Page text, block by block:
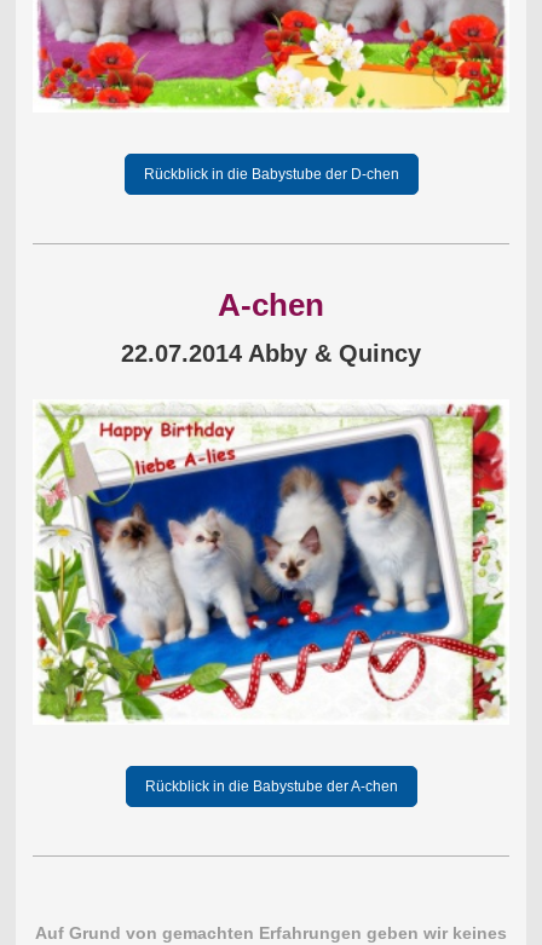
Rückblick in die Babystube der D-chen
A-chen
22.07.2014 Abby & Quincy
Rückblick in die Babystube der A-chen
Auf Grund von gemachten Erfahrungen geben wir keines